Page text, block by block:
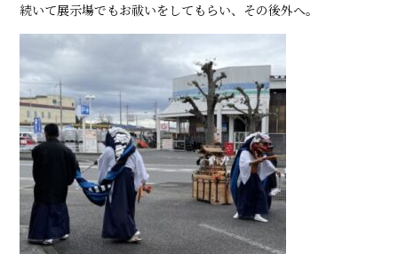
続いて展示場でもお祓いをしてもらい、その後外へ。